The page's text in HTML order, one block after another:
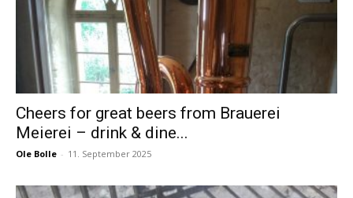
Cheers for great beers from Brauerei
Meierei – drink & dine...
Ole Bolle - 11. September 2025